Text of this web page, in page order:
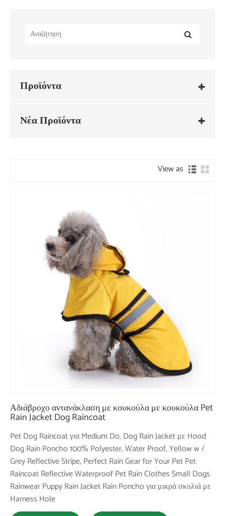
Προϊόντα
Νέα Προϊόντα
View as
Αδιάβροχο αντανάκλαση με κουκούλα με κουκούλα Pet
Rain Jacket Dog Raincoat
Pet Dog Raincoat για Medium Do, Dog Rain Jacket με Hood
Dog Rain Poncho 100% Polyester, Water Proof, Yellow w /
Grey Reflective Stripe, Perfect Rain Gear for Your Pet Pet
Raincoat Reflective Waterproof Pet Rain Clothes Small Dogs
Rainwear Puppy Rain Jacket Rain Poncho για μικρά σκυλιά με
Harness Hole